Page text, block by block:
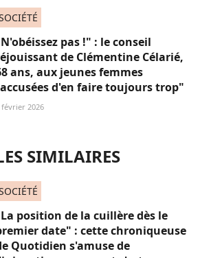
pas !" : le conseil
de Clémentine Célarié,
ans, aux jeunes femmes
d'en faire toujours trop"
février 2026
SIMILAIRES
position de la cuillère dès le
date" : cette chroniqueuse
Quotidien s'amuse de